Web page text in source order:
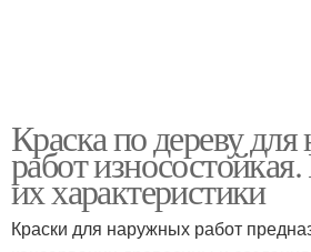
Краска по дереву
работ
их характеристики
Краски для наружных работ